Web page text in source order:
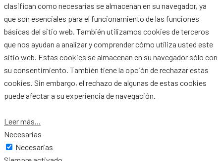
clasifican como necesarias se almacenan en su navegador, ya
que son esenciales para el funcionamiento de las funciones
básicas del sitio web. También utilizamos cookies de terceros
que nos ayudan a analizar y comprender cómo utiliza usted este
sitio web. Estas cookies se almacenan en su navegador sólo con
su consentimiento. También tiene la opción de rechazar estas
cookies. Sin embargo, el rechazo de algunas de estas cookies
puede afectar a su experiencia de navegación.
Leer más...
Necesarias
Necesarias